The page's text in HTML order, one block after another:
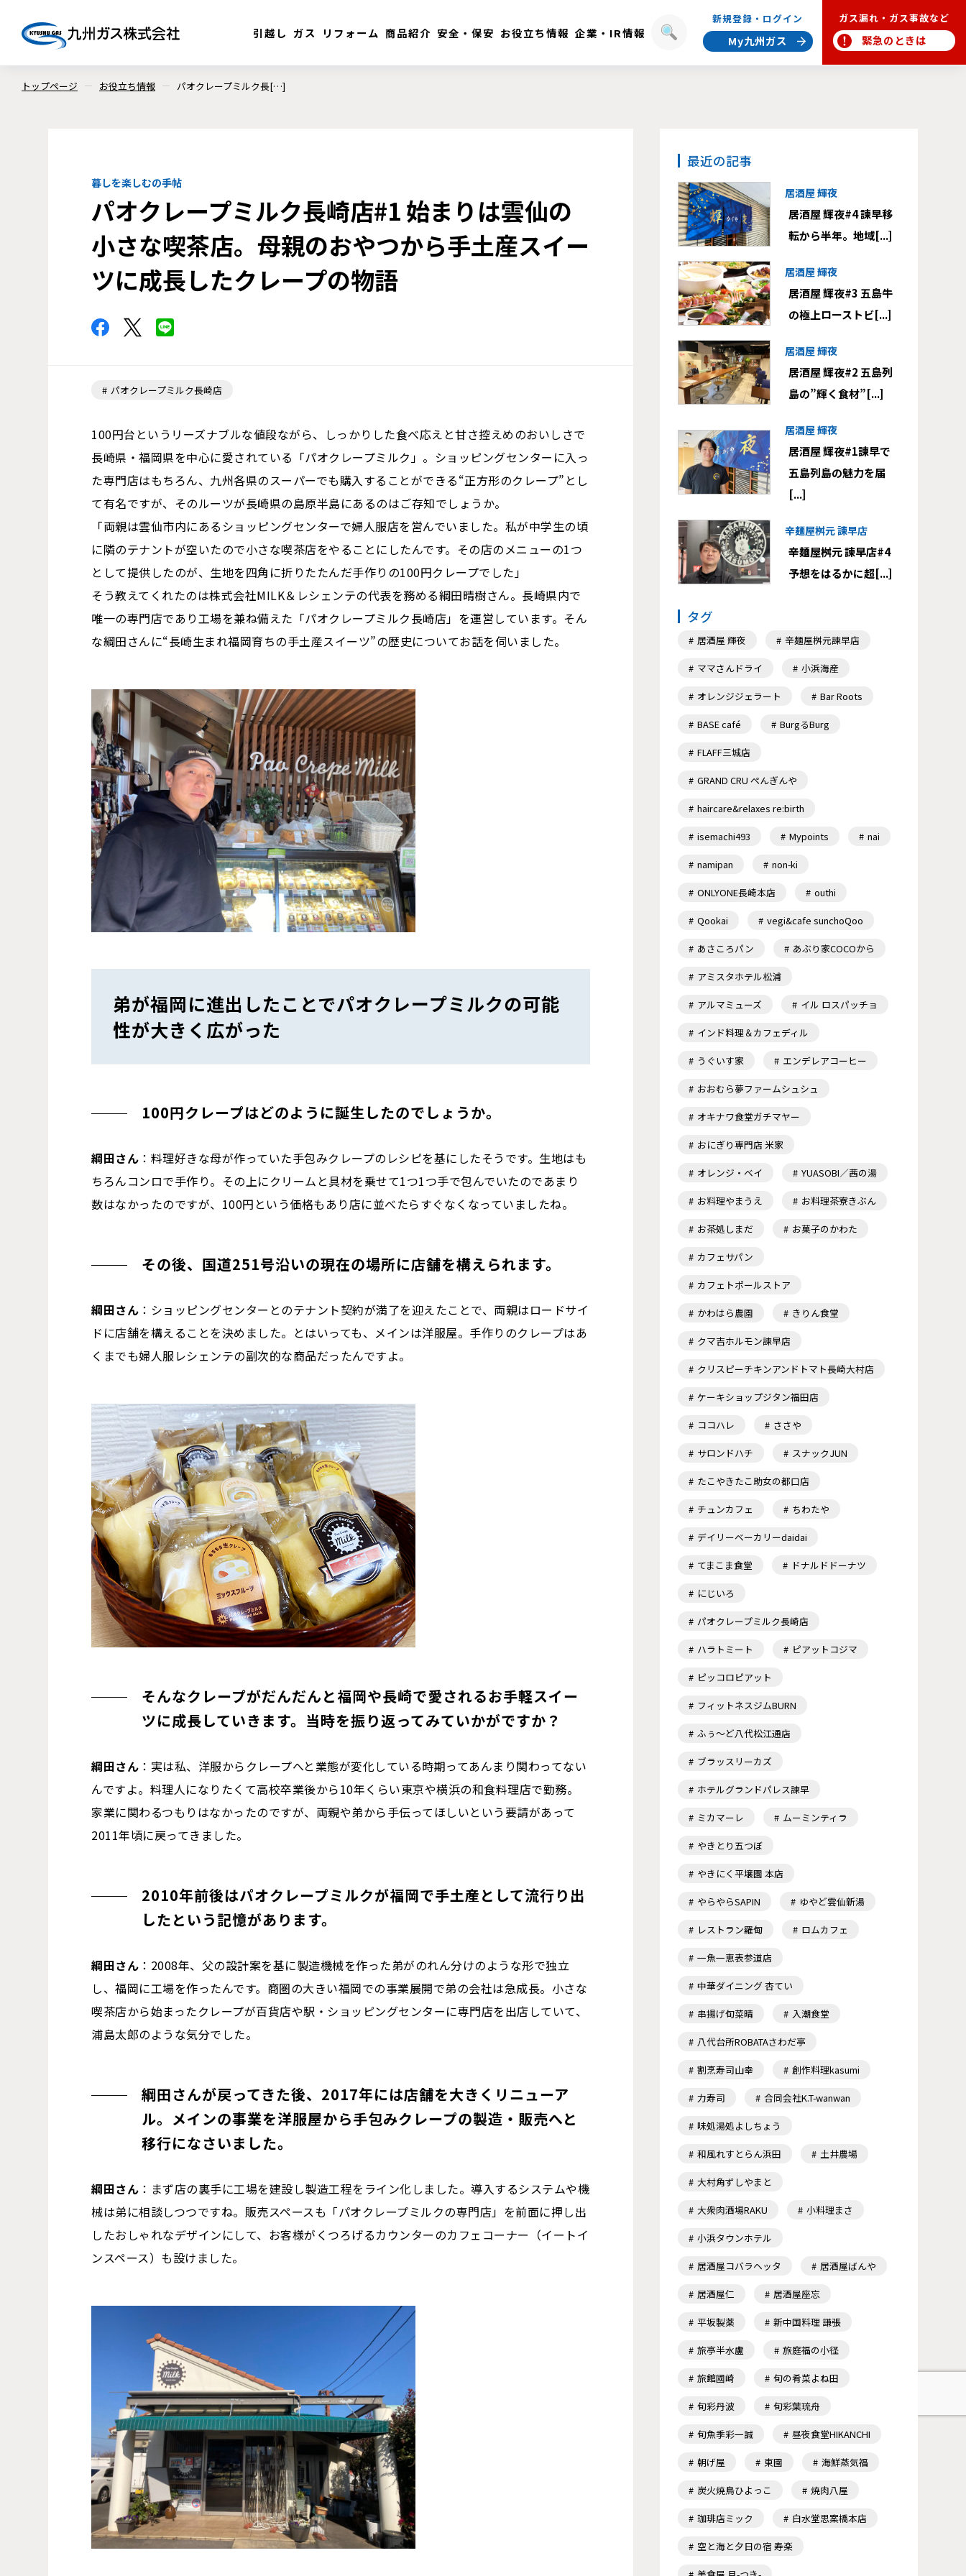
引越し ガス リフォーム 商品紹介 安全・保安 お役立ち情報 企業・IR情報
新規登録・ログイン
My九州ガス
ガス漏れ・ガス事故など
緊急のときは
トップページ お役立ち情報 パオクレープミルク長[…]
暮しを楽しむの手帖
パオクレープミルク長崎店#1 始まりは雲仙の
小さな喫茶店。母親のおやつから手土産スイー
ツに成長したクレープの物語
パオクレープミルク長崎店
100円台というリーズナブルな値段ながら、しっかりした食べ応えと甘さ控えめのおいしさで
長崎県・福岡県を中心に愛されている「パオクレープミルク」。ショッピングセンターに入っ
た専門店はもちろん、九州各県のスーパーでも購入することができる“正方形のクレープ”とし
て有名ですが、そのルーツが長崎県の島原半島にあるのはご存知でしょうか。
「両親は雲仙市内にあるショッピングセンターで婦人服店を営んでいました。私が中学生の頃
に隣のテナントが空いたので小さな喫茶店をやることにしたんです。その店のメニューの1つ
として提供したのが、生地を四角に折りたたんだ手作りの100円クレープでした」
そう教えてくれたのは株式会社MILK＆レシェンテの代表を務める綱田晴樹さん。長崎県内で
唯一の専門店であり工場を兼ね備えた「パオクレープミルク長崎店」を運営しています。そん
な綱田さんに“長崎生まれ福岡育ちの手土産スイーツ”の歴史についてお話を伺いました。
弟が福岡に進出したことでパオクレープミルクの可能
性が大きく広がった
100円クレープはどのように誕生したのでしょうか。
綱田さん ：料理好きな母が作っていた手包みクレープのレシピを基にしたそうです。生地はも
ちろんコンロで手作り。その上にクリームと具材を乗せて1つ1つ手で包んでいたのであまり
数はなかったのですが、100円という価格もあり店に並べたらすぐなくなっていましたね。
その後、国道251号沿いの現在の場所に店舗を構えられます。
綱田さん ：ショッピングセンターとのテナント契約が満了を迎えたことで、両親はロードサイ
ドに店舗を構えることを決めました。とはいっても、メインは洋服屋。手作りのクレープはあ
くまでも婦人服レシェンテの副次的な商品だったんですよ。
そんなクレープがだんだんと福岡や長崎で愛されるお手軽スイー
ツに成長していきます。当時を振り返ってみていかがですか？
綱田さん ：実は私、洋服からクレープへと業態が変化している時期ってあんまり関わってない
んですよ。料理人になりたくて高校卒業後から10年くらい東京や横浜の和食料理店で勤務。
家業に関わるつもりはなかったのですが、両親や弟から手伝ってほしいという要請があって
2011年頃に戻ってきました。
2010年前後はパオクレープミルクが福岡で手土産として流行り出
したという記憶があります。
綱田さん ：2008年、父の設計案を基に製造機械を作った弟がのれん分けのような形で独立
し、福岡に工場を作ったんです。商圏の大きい福岡での事業展開で弟の会社は急成長。小さな
喫茶店から始まったクレープが百貨店や駅・ショッピングセンターに専門店を出店していて、
浦島太郎のような気分でした。
綱田さんが戻ってきた後、2017年には店舗を大きくリニューア
ル。メインの事業を洋服屋から手包みクレープの製造・販売へと
移行になさいました。
綱田さん ：まず店の裏手に工場を建設し製造工程をライン化しました。導入するシステムや機
械は弟に相談しつつですね。販売スペースも「パオクレープミルクの専門店」を前面に押し出
したおしゃれなデザインにして、お客様がくつろげるカウンターのカフェコーナー（イートイ
ンスペース）も設けました。
最近の記事
居酒屋 輝夜
居酒屋 輝夜#4 諫早移
転から半年。地域[...]
居酒屋 輝夜
居酒屋 輝夜#3 五島牛
の極上ローストビ[...]
居酒屋 輝夜
居酒屋 輝夜#2 五島列
島の”輝く食材”[...]
居酒屋 輝夜
居酒屋 輝夜#1諫早で
五島列島の魅力を届
[...]
辛麺屋桝元 諫早店
辛麺屋桝元 諫早店#4
予想をはるかに超[...]
タグ
居酒屋 輝夜 辛麺屋桝元諫早店
ママさんドライ 小浜海産
オレンジジェラート Bar Roots
BASE café BurgるBurg
FLAFF三城店
GRAND CRU ぺんぎんや
haircare&relaxes re:birth
isemachi493 Mypoints nai
namipan non-ki
ONLYONE長崎本店 outhi
Qookai vegi&cafe sunchoQoo
あさころパン あぶり家COCOから
アミスタホテル松浦
アルマミューズ イル ロスパッチョ
インド料理＆カフェディル
うぐいす家 エンデレアコーヒー
おおむら夢ファームシュシュ
オキナワ食堂ガチマヤー
おにぎり専門店 米家
オレンジ・ベイ YUASOBI／茜の湯
お料理やまうえ お料理茶寮きぶん
お茶処しまだ お菓子のかわた
カフェサパン
カフェトポールストア
かわはら農園 きりん食堂
クマ吉ホルモン諫早店
クリスピーチキンアンドトマト長崎大村店
ケーキショップジタン福田店
ココハレ ささや
サロンドハチ スナックJUN
たこやきたこ助女の都口店
チュンカフェ ちわたや
デイリーベーカリーdaidai
てまこま食堂 ドナルドドーナツ
にじいろ
パオクレープミルク長崎店
ハラトミート ピアットコジマ
ピッコロピアット
フィットネスジムBURN
ふぅ～ど八代松江通店
ブラッスリーカズ
ホテルグランドパレス諫早
ミカマーレ ムーミンティラ
やきとり五つぼ
やきにく平壌園 本店
やらやらSAPIN ゆやど雲仙新湯
レストラン羅甸 ロムカフェ
一魚一恵表参道店
中華ダイニング 杏てい
串揚げ旬菜晴 入潮食堂
八代台所ROBATAさわだ亭
割烹寿司山幸 創作料理kasumi
力寿司 合同会社K.T-wanwan
味処湯処よしちょう
和風れすとらん浜田 土井農場
大村角ずしやまと
大衆肉酒場RAKU 小料理まさ
小浜タウンホテル
居酒屋コバラヘッタ 居酒屋ばんや
居酒屋仁 居酒屋座忘
平坂製薬 新中国料理 謙張
旅亭半水盧 旅庭福の小径
旅館國崎 旬の肴菜よね田
旬彩丹波 旬彩葉琉舟
旬魚季彩一誠 昼夜食堂HIKANCHI
朝げ屋 東園 海鮮蒸気福
炭火焼鳥ひよっこ 焼肉八屋
珈琲店ミック 白水堂思案橋本店
空と海と夕日の宿 寿楽